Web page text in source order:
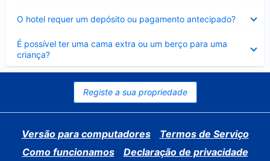
O hotel requer um depósito ou pagamento antecipado?
fechado
É possível ter uma cama extra ou um berço para uma
criança?
Elemento
fechado
Registe a sua propriedade
Versão para computadores
Termos de Serviço
Como funcionamos
Declaração de privacidade